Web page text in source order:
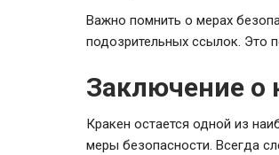
Важно помнить о мерах
подозрительных ссылок. Это
Заключение о
Кракен остается одной из
меры безопасности. Всегда